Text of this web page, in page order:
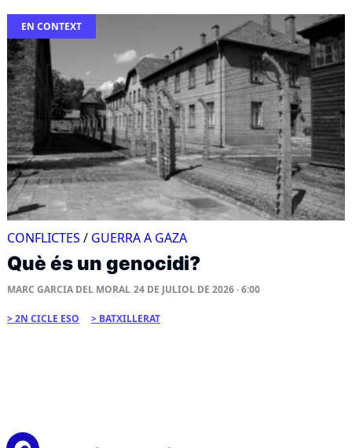
EN CONTEXT
CONFLICTES / GUERRA A GAZA
Què és un genocidi?
MARC GARCIA DEL MORAL 24 DE JULIOL DE 2026 · 6:00
2N CICLE ESO BATXILLERAT